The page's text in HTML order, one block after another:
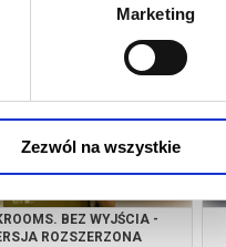
Marketing
Zezwól na wszystkie
BEZ WYJŚCIA -
ROZSZERZONA